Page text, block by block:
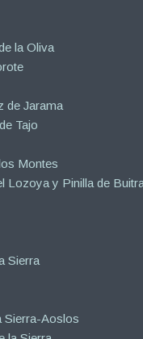
la Oliva
de Jarama
Tajo
Montes
Lozoya y Pinilla de
Sierra
Sierra-Aoslos